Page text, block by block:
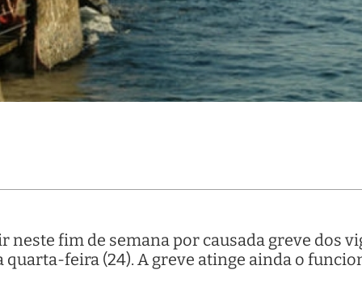
neste fim de semana por causada greve dos
quarta-feira (24). A greve atinge ainda o